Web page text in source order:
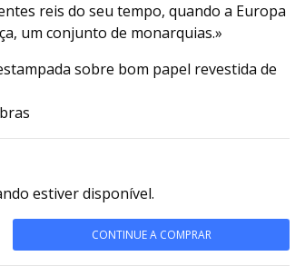
reis do seu tempo, quando a Europa
um conjunto de monarquias.»
sobre bom papel revestida de
estiver disponível.
CONTINUE A COMPRAR